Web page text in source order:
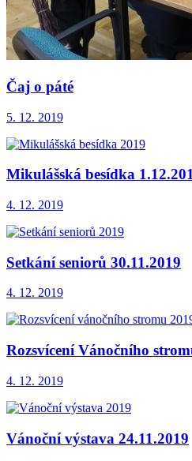
Čaj o páté
5. 12. 2019
Mikulášská besídka
4. 12. 2019
Setkání seniorů 30.11.2019
4. 12. 2019
Rozsvícení Vánočního
4. 12. 2019
Vánoční výstava 24.11.2019